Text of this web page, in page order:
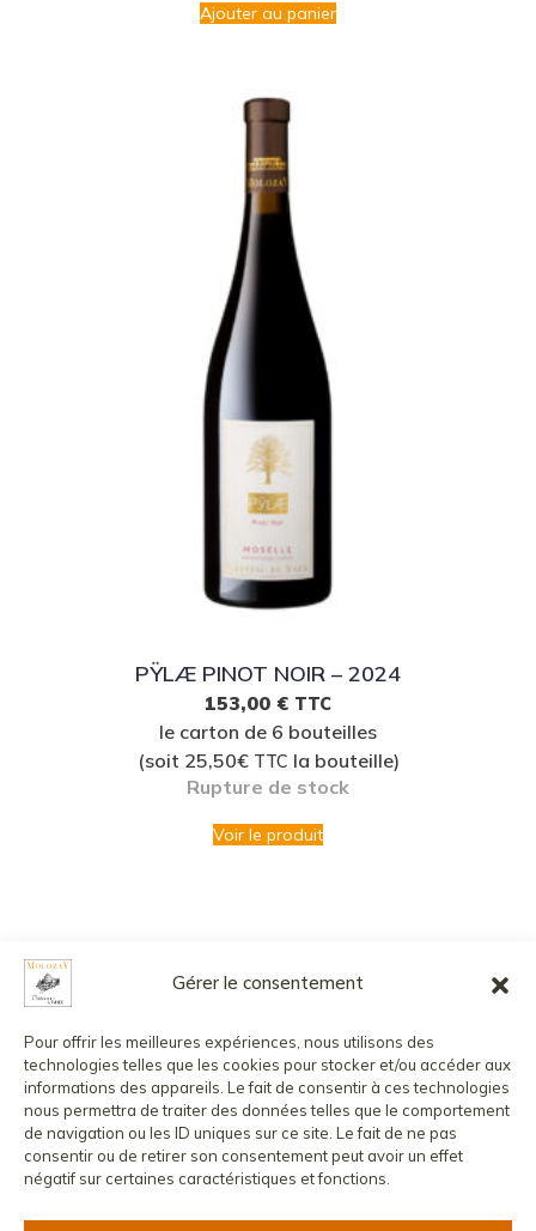
Gérer le consentement
Pour offrir les meilleures expériences, nous utilisons des
technologies telles que les cookies pour stocker et/ou accéder aux
informations des appareils. Le fait de consentir à ces technologies
nous permettra de traiter des données telles que le comportement
de navigation ou les ID uniques sur ce site. Le fait de ne pas
consentir ou de retirer son consentement peut avoir un effet
négatif sur certaines caractéristiques et fonctions.
Ajouter au panier
PŸLÆ PINOT NOIR – 2024
153,00 € TTC
le carton de 6 bouteilles
(soit 25,50€ TTC la bouteille)
Rupture de stock
Voir le produit
L’abus d’alcool est dangereux pour la santé, à consommer avec
modération.
La vente de boissons alcoolisées aux mineurs est strictement
interdite.
© 2026 MOLOZAY - CHÂTEAU DE VAUX
CONTACT
MENTIONS LÉGALES
POLITIQUE DE CONFIDENTIALITÉ
CONDITIONS GÉNÉRALES DE VENTE
COMPTE CLIENT